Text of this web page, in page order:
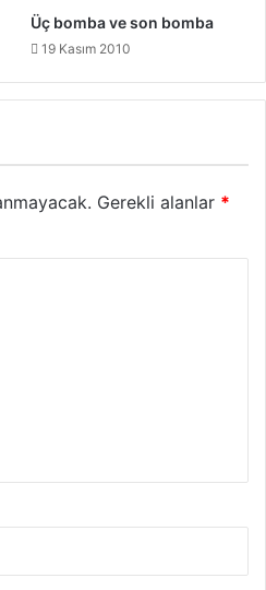
Üç bomba ve son bomba
19 Kasım 2010
Gerekli alanlar *